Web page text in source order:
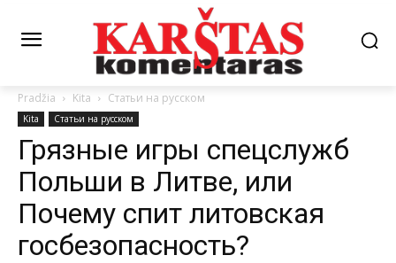
Pradžia Kita Статьи на русском
Kita Статьи на русском
Грязные игры спецслужб
Польши в Литве, или
Почему спит литовская
госбезопасность?